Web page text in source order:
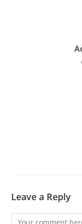
Leave a Reply
Comment